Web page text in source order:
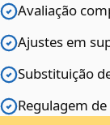
Avaliação
Ajustes em
Substituição
Regulagem